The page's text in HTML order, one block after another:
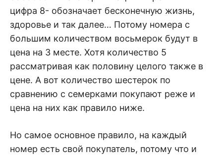
цифра 8- обозначает бесконечную жизнь,
здоровье и так далее… Потому номера с
большим количеством восьмерок будут в
цена на 3 месте. Хотя количество 5
рассматривая как половину целого также в
цене. А вот количество шестерок по
сравнению с семерками покупают реже и
цена на них как правило ниже.
Но самое основное правило, на каждый
номер есть свой покупатель, потому что и